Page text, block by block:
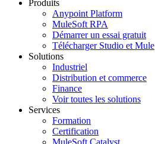
Produits
Anypoint Platform
MuleSoft RPA
Démarrer un essai gratuit
Télécharger Studio et Mule
Solutions
Industriel
Distribution et commerce
Finance
Voir toutes les solutions
Services
Formation
Certification
MuleSoft Catalyst